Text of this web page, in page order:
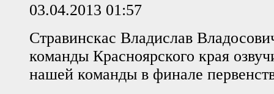
03.04.2013 01:57
Стравинскас Владислав
команды Красноярского края
нашей команды в финале